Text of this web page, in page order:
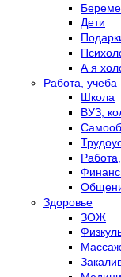
Дети
А я
Работа, учеба
Школа
ВУЗ,
Здоровье
ЗОЖ
Массаж